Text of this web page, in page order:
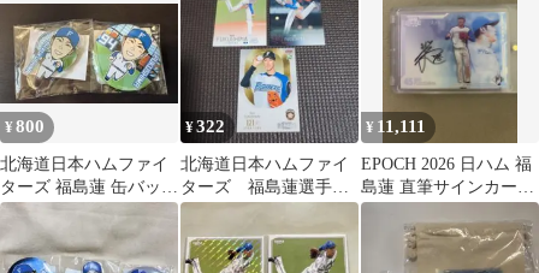
¥800
北海道日本ハムファイ
ターズ 福島蓮 缶バッジ
アクスタ セット
¥322
北海道日本ハムファイ
ターズ 福島蓮選手
カード
¥ 11,111
EPOCH 2026 日ハム 福
島蓮 直筆サインカード
ホロ箔 5シリ